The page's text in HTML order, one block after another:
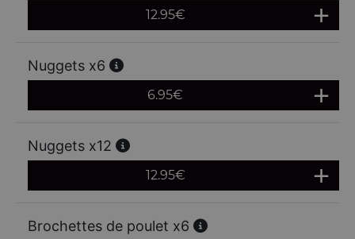
12.95€
Nuggets x6
6.95€
Nuggets x12
12.95€
Brochettes de poulet x6